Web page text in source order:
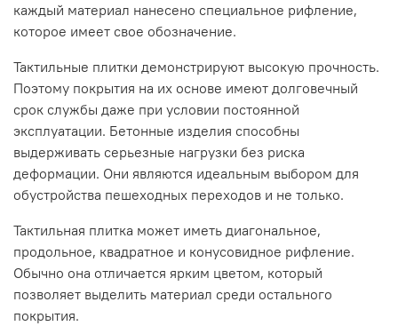
каждый материал нанесено специальное рифление,
которое имеет свое обозначение.
Тактильные плитки демонстрируют высокую прочность.
Поэтому покрытия на их основе имеют долговечный
срок службы даже при условии постоянной
эксплуатации. Бетонные изделия способны
выдерживать серьезные нагрузки без риска
деформации. Они являются идеальным выбором для
обустройства пешеходных переходов и не только.
Тактильная плитка может иметь диагональное,
продольное, квадратное и конусовидное рифление.
Обычно она отличается ярким цветом, который
позволяет выделить материал среди остального
покрытия.